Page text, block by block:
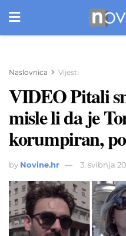
Naslovnica Vijesti
VIDEO Pitali
misle li da je
korumpiran,
by Novine.hr 3. svibnja